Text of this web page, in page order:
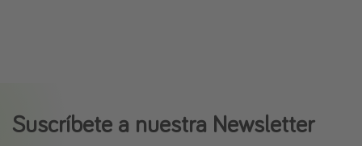
Suscríbete a nuestra Newsletter